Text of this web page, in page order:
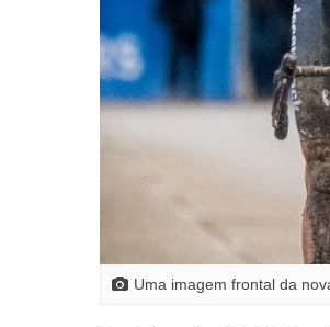
Uma imagem frontal da